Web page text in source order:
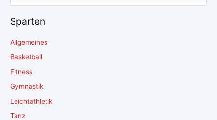
Sparten
Allgemeines
Basketball
Fitness
Gymnastik
Leichtathletik
Tanz